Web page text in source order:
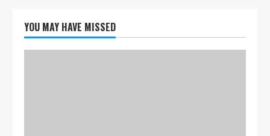
YOU MAY HAVE MISSED